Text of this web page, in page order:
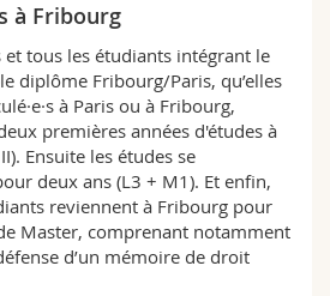
à Fribourg
et tous les étudiants intégrant le
diplôme Fribourg/Paris, qu’elles
à Paris ou à Fribourg,
premières années d'études à
Ensuite les études se
deux ans (L3 + M1). Et enfin,
reviennent à Fribourg pour
Master, comprenant notamment
d’un mémoire de droit